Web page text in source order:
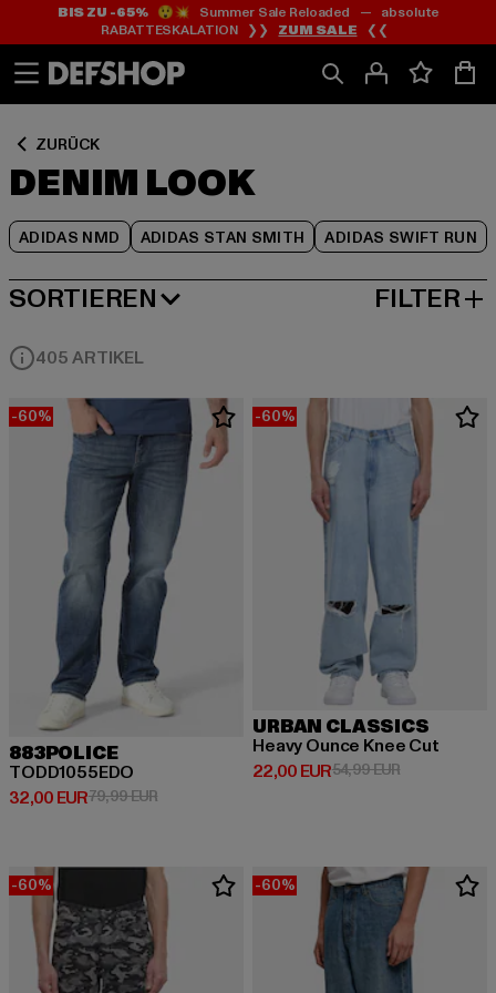
Zum
Inhalt
springen
Zum
Fußzeile
springen
BIS ZU -65%😲💥 Summer Sale Reloaded — absolute
RABATTESKALATION ❯❯ ZUM SALE ❮❮
ZURÜCK
DENIM LOOK
ADIDAS NMD ADIDAS STAN SMITH ADIDAS SWIFT RUN
Zum
Produktraster
springen
SORTIEREN
HÖCHSTE REDUZIERUNG FILTER
405 ARTIKEL
-60%
883POLICE
TODD1055EDO
32,00 EUR
Derzeitiger Preis: 32,00 EUR
79,99 EURAktionspreis: 79,99 EUR
-60%
URBAN CLASSICS
Heavy Ounce Knee Cut
22,00 EUR
Derzeitiger Preis: 22,00 EUR
54,99 EURAktionspreis:
-60% -60%